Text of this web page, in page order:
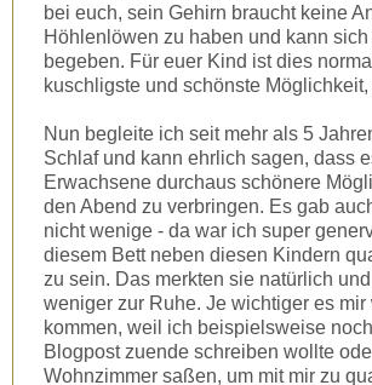
bei euch, sein Gehirn braucht keine
Höhlenlöwen zu haben und kann
begeben. Für euer Kind ist dies
kuschligste und schönste
Nun begleite ich seit mehr als 5
Schlaf und kann ehrlich sagen, dass
Erwachsene durchaus schönere
den Abend zu verbringen. Es gab
nicht wenige - da war ich super
diesem Bett neben diesen Kindern
zu sein. Das merkten sie natürlich
weniger zur Ruhe. Je wichtiger es mir
kommen, weil ich beispielsweise
Blogpost zuende schreiben wollte
Wohnzimmer saßen, um mit mir zu